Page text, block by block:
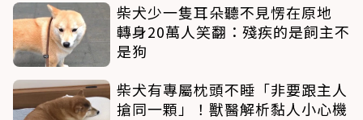
柴犬少一隻耳朵聽不見愣在原地
轉身20萬人笑翻：殘疾的是飼主不
是狗
柴犬有專屬枕頭不睡「非要跟主人
搶同一顆」！獸醫解析黏人小心機